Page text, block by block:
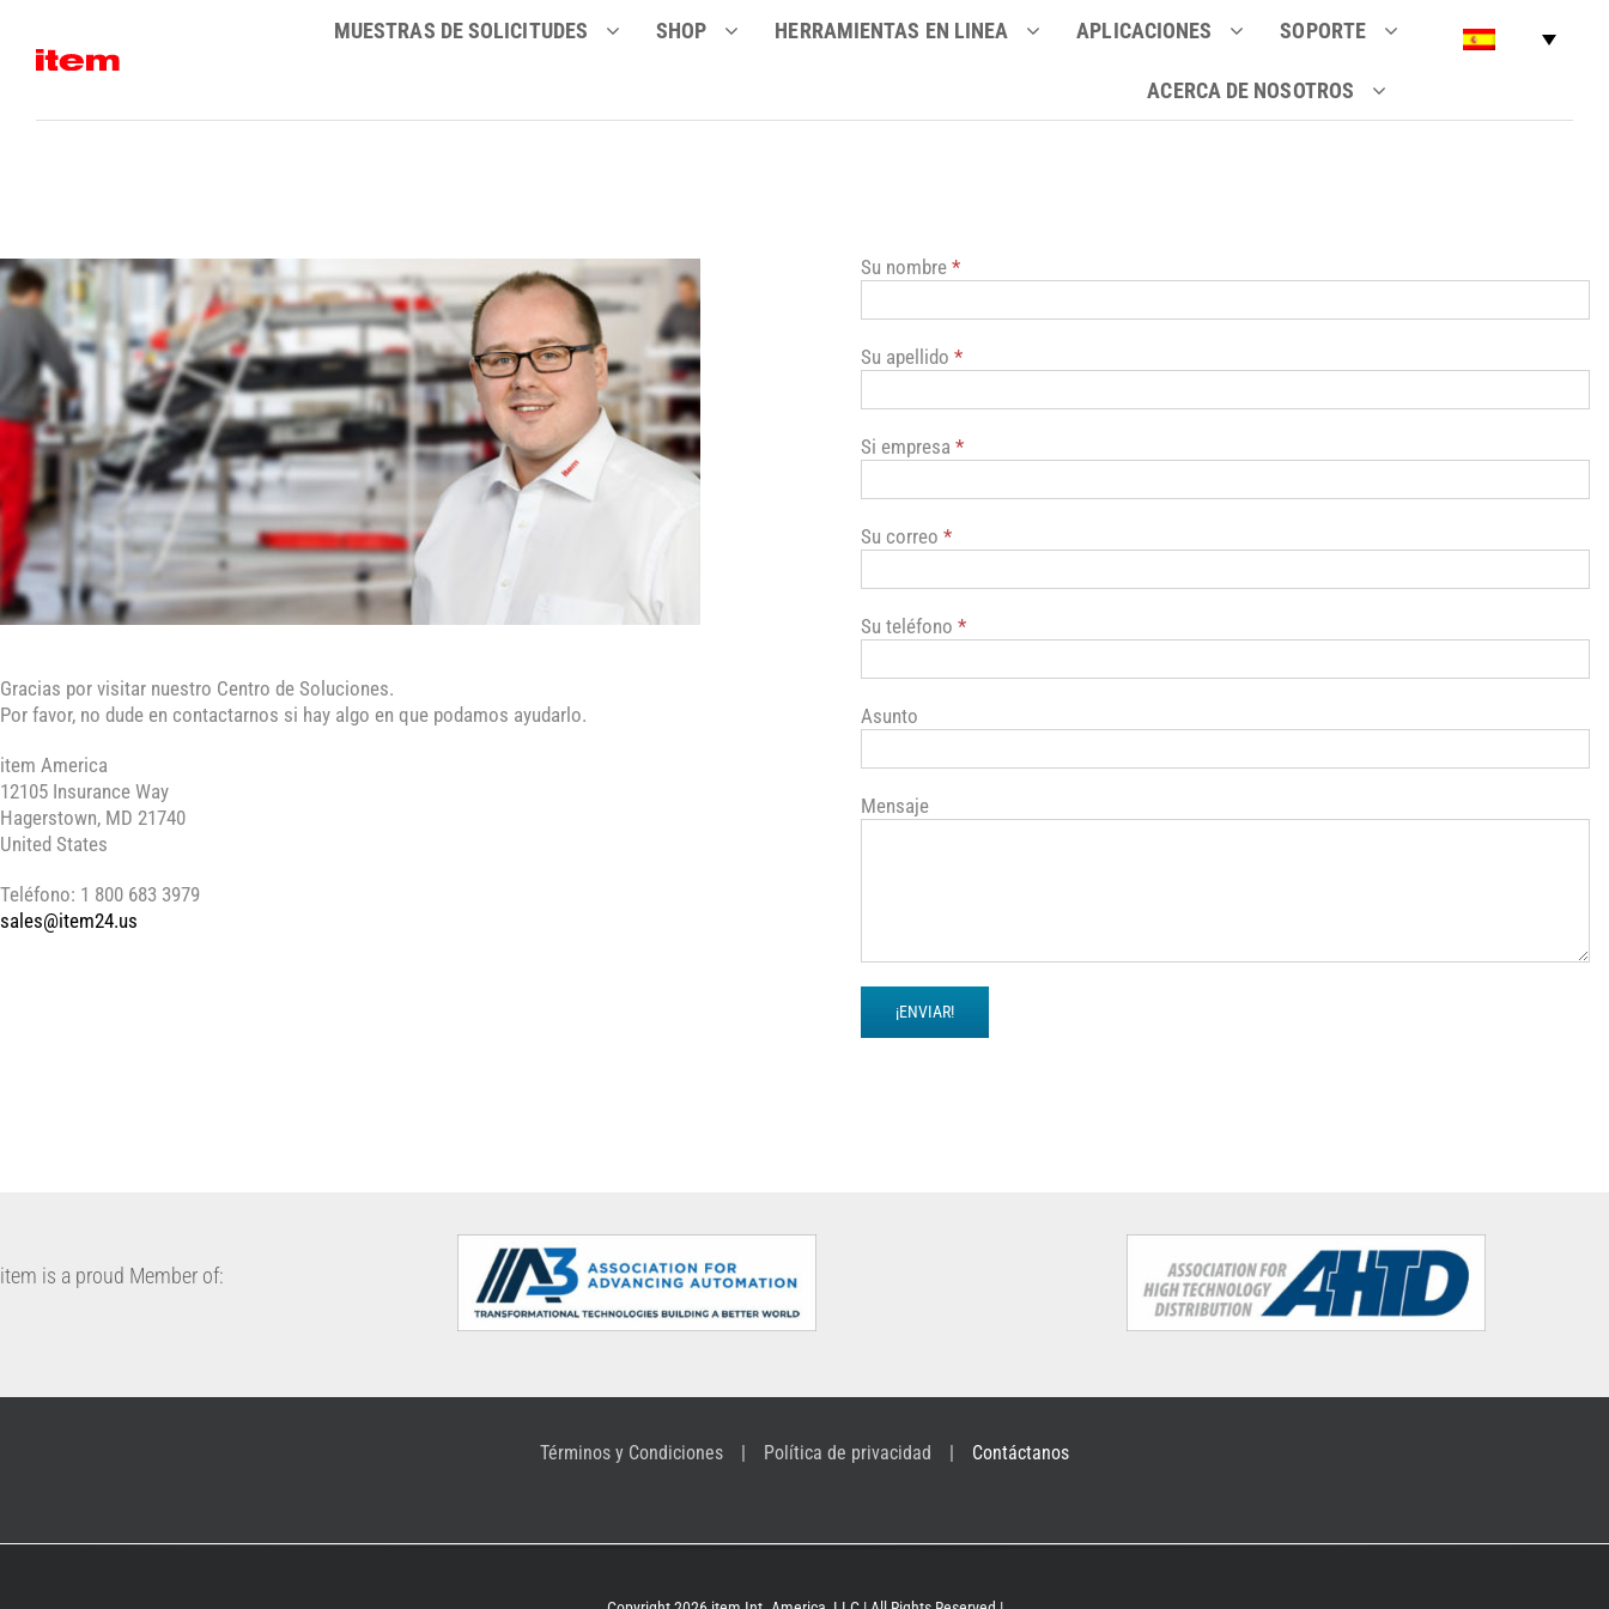
content
MUESTRAS DE SOLICITUDES SHOP HERRAMIENTAS EN LINEA APLICACIONES SOPORTE
ACERCA DE NOSOTROS
Gracias por visitar nuestro Centro de Soluciones.
Por favor, no dude en contactarnos si hay algo en que podamos ayudarlo.
item America
12105 Insurance Way
Hagerstown, MD 21740
United States
Teléfono: 1 800 683 3979
sales@item24.us
Su nombre *
Su apellido *
Si empresa *
Su correo *
Su teléfono *
Asunto
Mensaje
¡ENVIAR!
item is a proud Member of:
Términos y Condiciones Política de privacidad Contáctanos